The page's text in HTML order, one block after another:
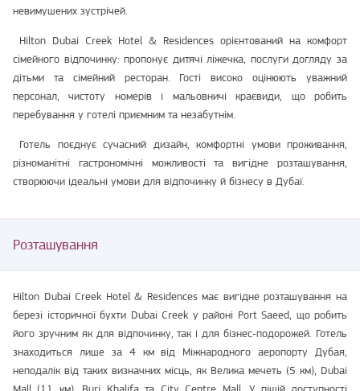
невимушених зустрічей.
Hilton Dubai Creek Hotel & Residences орієнтований на комфорт
сімейного відпочинку: пропонує дитячі ліжечка, послуги догляду за
дітьми та сімейний ресторан. Гості високо оцінюють уважний
персонал, чистоту номерів і мальовничі краєвиди, що робить
перебування у готелі приємним та незабутнім.
Готель поєднує сучасний дизайн, комфортні умови проживання,
різноманітні гастрономічні можливості та вигідне розташування,
створюючи ідеальні умови для відпочинку й бізнесу в Дубаї.
Розташування
Hilton Dubai Creek Hotel & Residences має вигідне розташування на
березі історичної бухти Dubai Creek у районі Port Saeed, що робить
його зручним як для відпочинку, так і для бізнес‑подорожей. Готель
знаходиться лише за 4 км від Міжнародного аеропорту Дубая,
неподалік від таких визначних місць, як Велика мечеть (5 км), Dubai